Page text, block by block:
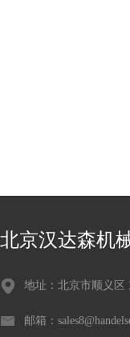
北京汉达森机
地址：北京市顺义区
邮箱：